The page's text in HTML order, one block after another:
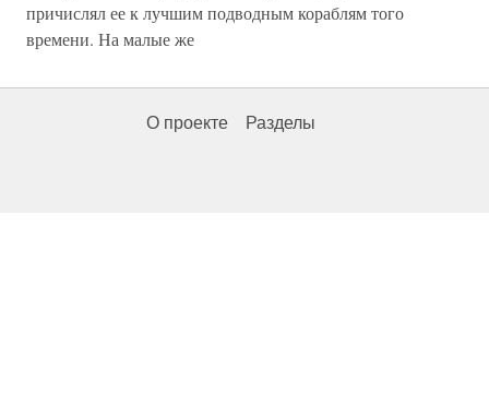
причислял ее к лучшим подводным кораблям того
времени. На малые же
О проекте Разделы